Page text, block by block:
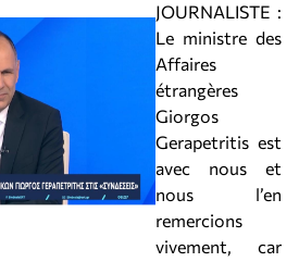
JOURNALISTE :
Le ministre des
Affaires
étrangères
Giorgos
Gerapetritis est
avec nous et
nous l’en
remercions
vivement, car